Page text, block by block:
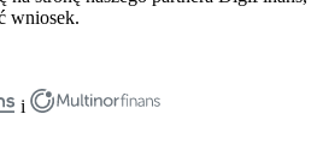
wniosek.
i